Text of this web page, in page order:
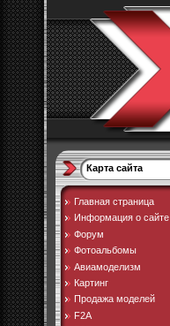
Карта сайта
Главная страница
Информация о сайте
Форум
Фотоальбомы
Авиамоделизм
Картинг
Продажа моделей
F2A